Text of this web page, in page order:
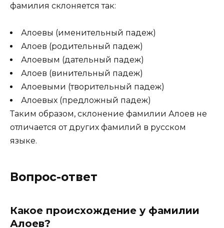
фамилия склоняется так:
Алоевы (именительный падеж)
Алоев (родительный падеж)
Алоевым (дательный падеж)
Алоев (винительный падеж)
Алоевыми (творительный падеж)
Алоевых (предложный падеж)
Таким образом, склонение фамилии Алоев не
отличается от других фамилий в русском
языке.
Вопрос-ответ
Какое происхождение у фамилии
Алоев?